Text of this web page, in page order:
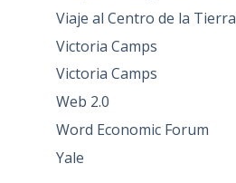
Viaje al Centro de la Tierra
Victoria Camps
Victoria Camps
Web 2.0
Word Economic Forum
Yale